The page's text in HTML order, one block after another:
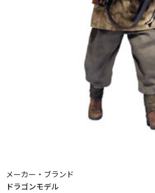
メーカー・ブランド
ドラゴンモデル